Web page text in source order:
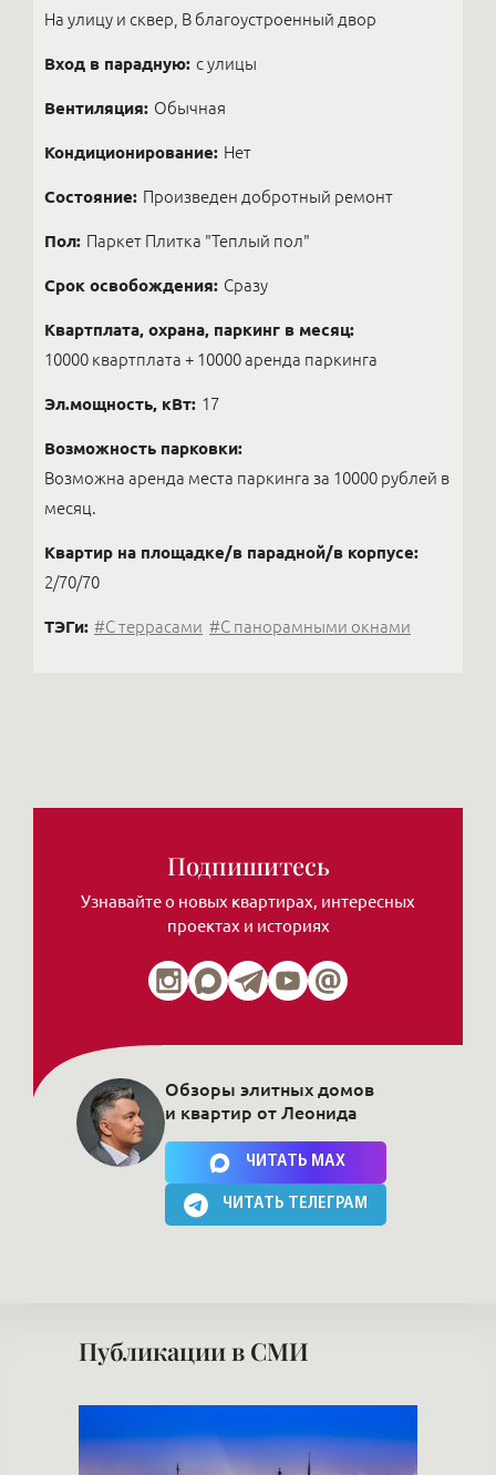
На улицу и сквер, В благоустроенный двор
Вход в парадную: с улицы
Вентиляция: Обычная
Кондиционирование: Нет
Состояние: Произведен добротный ремонт
Пол: Паркет Плитка "Теплый пол"
Срок освобождения: Сразу
Квартплата, охрана, паркинг в месяц:
10000 квартплата + 10000 аренда паркинга
Эл.мощность, кВт: 17
Возможность парковки:
Возможна аренда места паркинга за 10000 рублей в
месяц.
Квартир на площадке/в парадной/в корпусе:
2/70/70
ТЭГи: #С террасами #С панорамными окнами
Подпишитесь
Узнавайте о новых квартирах, интересных
проектах и историях
Нажимая на кнопку, Вы соглашаетесь c политикой сайта
Обзоры элитных домов
и квартир от Леонида
ЧИТАТЬ MAX
ЧИТАТЬ ТЕЛЕГРАМ
Публикации в СМИ